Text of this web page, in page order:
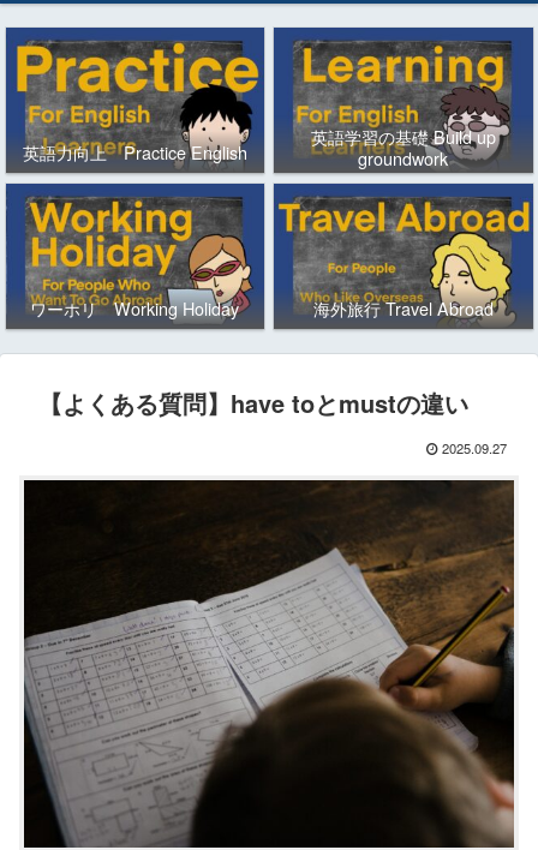
英語力向上 Practice English
英語学習の基礎 Build up
groundwork
ワーホリ Working Holiday 海外旅行 Travel Abroad
【よくある質問】have toとmustの違い
2025.09.27